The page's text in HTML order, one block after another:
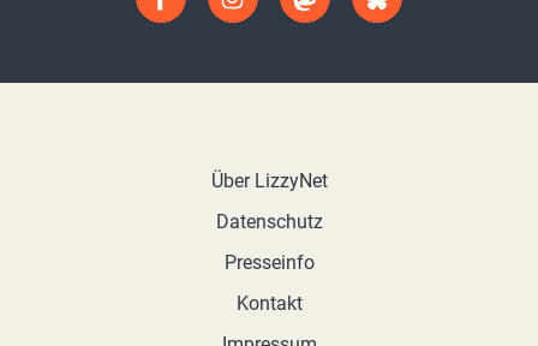
Über LizzyNet
Datenschutz
Presseinfo
Kontakt